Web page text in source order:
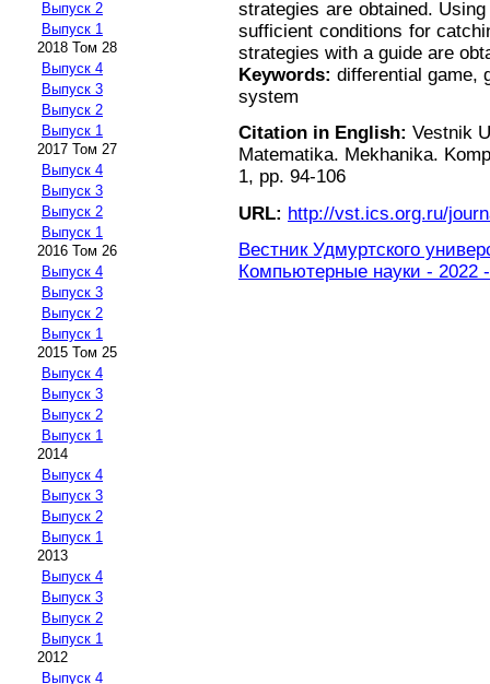
Выпуск 2
Выпуск 1
2018 Том 28
Выпуск 4
Выпуск 3
Выпуск 2
Выпуск 1
2017 Том 27
Выпуск 4
Выпуск 3
Выпуск 2
Выпуск 1
2016 Том 26
Выпуск 4
Выпуск 3
Выпуск 2
Выпуск 1
2015 Том 25
Выпуск 4
Выпуск 3
Выпуск 2
Выпуск 1
2014
Выпуск 4
Выпуск 3
Выпуск 2
Выпуск 1
2013
Выпуск 4
Выпуск 3
Выпуск 2
Выпуск 1
2012
Выпуск 4
strategies are obtained.
sufficient conditions for
strategies with a guide are
Keywords: differential game,
system
Citation in English: Vestnik
Matematika. Mekhanika.
1, pp. 94-106
URL: http://vst.ics.org.ru/
Вестник Удмуртского
Компьютерные науки - 2022